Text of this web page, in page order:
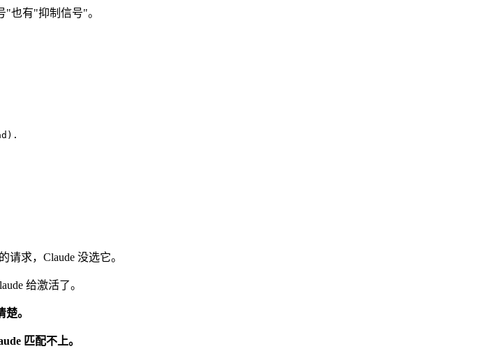
"也有"抑制信号"。
求，Claude 没选它。
给激活了。
。
匹配不上。